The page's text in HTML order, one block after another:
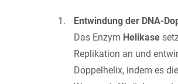
Entwindung der DNA-
Das Enzym Helikase
Replikation an und
Doppelhelix, indem es die